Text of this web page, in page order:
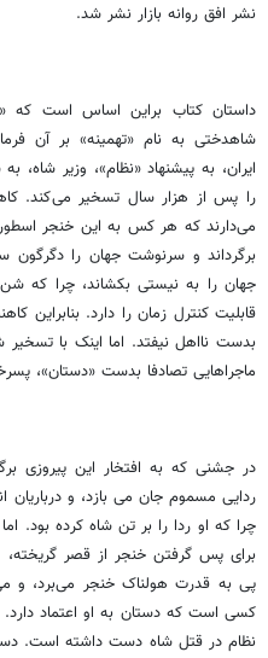
نشر افق روانه بازار نشر شد.
داستان کتاب براین اساس است که
شاهدختی به نام «تهمینه» بر آن
ایران، به پیشنهاد «نظام»، وزیر
را پس از هزار سال تسخیر می‌کند.
می‌دارند که هر کس به این خنجر
برگرداند و سرنوشت جهان را دگرگون
جهان را به نیستی بکشاند، چرا که
قابلیت کنترل زمان را دارد. بنابراین
بدست نااهل نیفتد. اما اینک با
ماجراهایی تصادفا بدست «دستان»،
در جشنی که به افتخار این پیروزی
ردایی مسموم جان می بازد، و درباریان
چرا که او ردا را بر تن شاه کرده بود.
برای پس گرفتن خنجر از قصر
پی به قدرت هولناک خنجر می‌برد، و
کسی است که دستان به او اعتماد
نظام در قتل شاه دست داشته است.